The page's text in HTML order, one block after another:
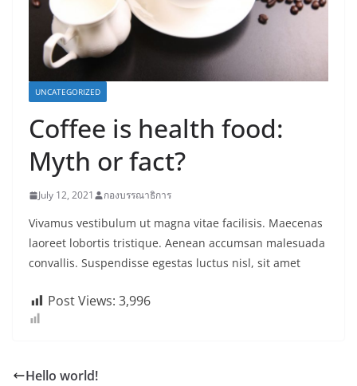
UNCATEGORIZED
Coffee is health food:
Myth or fact?
July 12, 2021 กองบรรณาธิการ
Vivamus vestibulum ut magna vitae facilisis. Maecenas
laoreet lobortis tristique. Aenean accumsan malesuada
convallis. Suspendisse egestas luctus nisl, sit amet
Post Views: 3,996
Hello world!